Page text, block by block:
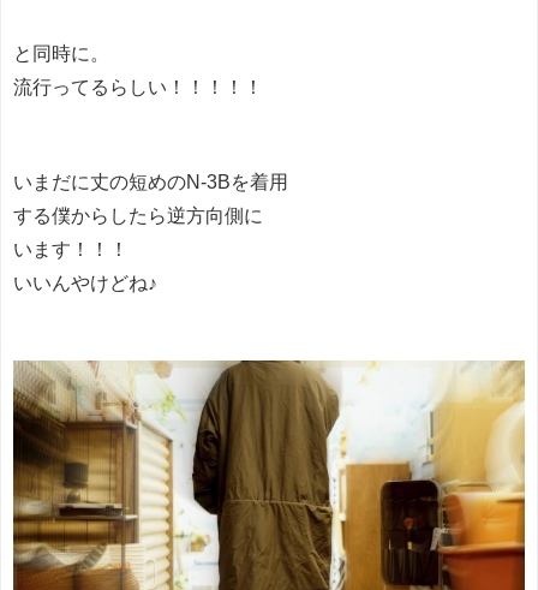
と同時に。
流行ってるらしい！！！！！
いまだに丈の短めのN-3Bを着用
する僕からしたら逆方向側に
います！！！
いいんやけどね♪